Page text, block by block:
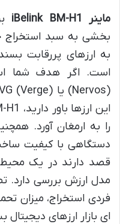
ماینر iBelink BM-H1
بخشی به سبد استخراج
به ارزهای پررقابت
را به ارمغان آورد.
دستگاهی با کیفیت
قصد دارند در یک
مدل ارزش بررسی دارد.
فردی استخراج، میزان
ای بازار ارزهای دیجیتال